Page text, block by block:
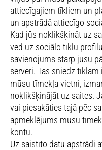
attiecīgajiem tīkliem un
un apstrādā attiecīgo
Kad jūs noklikšķināt uz
ved uz sociālo tīklu
savienojums starp jūsu
serveri. Tas sniedz
mūsu tīmekļa vietni,
noklikšķinājāt uz saites.
vai piesakāties tajā pēc
apmeklējums mūsu
kontu.
Uz saistīto datu apstrādi